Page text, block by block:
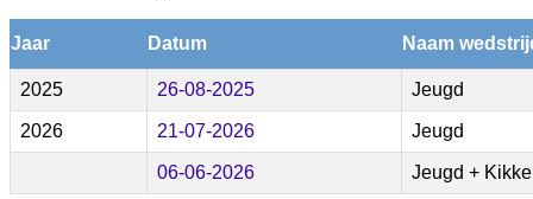
Jaar Datum Naam
2025 26-08-2025 Jeugd
2026 21-07-2026 Jeugd
06-06-2026 Jeugd +